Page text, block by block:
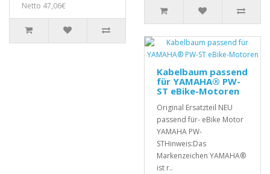
Netto 47,06€
Kabelbaum passend
für YAMAHA® PW-
ST eBike-Motoren
Original Ersatzteil NEU
passend für- eBike Motor
YAMAHA PW-
STHinweis:Das
Markenzeichen YAMAHA®
ist r..